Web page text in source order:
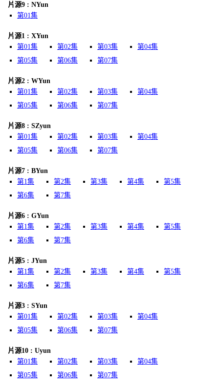
片源9 : NYun
第01集
片源1 : XYun
第01集
第02集 第03集
第04集
第05集
第06集 第07集
片源2 : WYun
第01集
第02集 第03集
第04集
第05集
第06集 第07集
片源8 : SZyun
第01集
第02集 第03集
第04集
第05集
第06集 第07集
片源7 : BYun
第1集
第2集 第3集 第4集
第5集
第6集
第7集
片源6 : GYun
第1集
第2集 第3集 第4集
第5集
第6集
第7集
片源5 : JYun
第1集
第2集 第3集 第4集
第5集
第6集
第7集
片源3 : SYun
第01集
第02集 第03集
第04集
第05集
第06集 第07集
片源10 : Uyun
第01集
第02集 第03集
第04集
第05集
第06集 第07集